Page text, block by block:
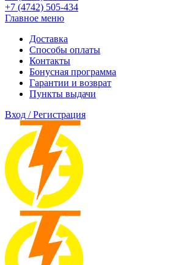
+7 (4742) 505-434
Главное меню
Доставка
Способы оплаты
Контакты
Бонусная программа
Гарантии и возврат
Пункты выдачи
Вход / Регистрация